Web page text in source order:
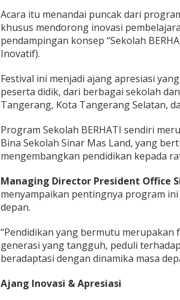
n
e
r
a
H
i
a
S
e
a
t
&
o
a
t
f
Acara itu menandai puncak dari
khusus mendorong inovasi
pendampingan konsep “Sekolah
Inovatif).
Festival ini menjadi ajang apresiasi
peserta didik, dari berbagai sekolah
Tangerang, Kota Tangerang Selatan,
Program Sekolah BERHATI sendiri
Bina Sekolah Sinar Mas Land, yang
mengembangkan pendidikan kepada
Managing Director President Office
menyampaikan pentingnya program
depan.
“Pendidikan yang bermutu
generasi yang tangguh, peduli
beradaptasi dengan dinamika masa
Ajang Inovasi & Apresiasi